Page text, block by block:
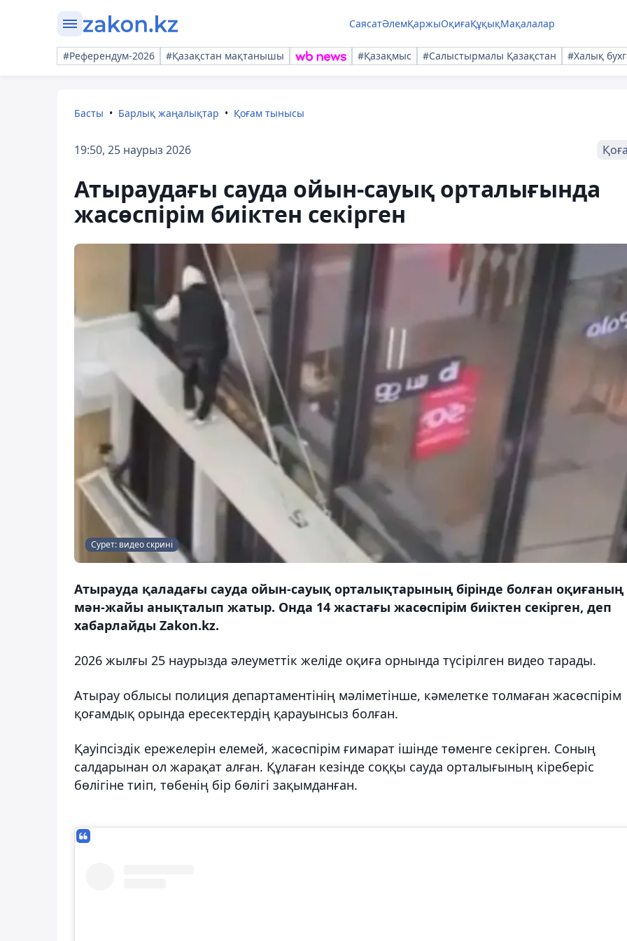
СаясатӘлемҚаржыОқиғаҚұқықМақалалар
#Референдум-2026 #Қазақстан мақтанышы #Қазақмыс #Салыстырмалы Қазақстан #Халық
Басты Барлық жаңалықтар Қоғам тынысы
19:50, 25 наурыз 2026
Атыраудағы сауда ойын-сауық орталығында
жасөспірім биіктен секірген
Сурет: видео скрині
Атырауда қаладағы сауда ойын-сауық орталықтарының бірінде болған оқиғаның
мән-жайы анықталып жатыр. Онда 14 жастағы жасөспірім биіктен секірген, деп
хабарлайды Zakon.kz.
2026 жылғы 25 наурызда әлеуметтік желіде оқиға орнында түсірілген видео тарады.
Атырау облысы полиция департаментінің мәліметінше, кәмелетке толмаған жасөспірім
қоғамдық орында ересектердің қарауынсыз болған.
Қауіпсіздік ережелерін елемей, жасөспірім ғимарат ішінде төменге секірген. Соның
салдарынан ол жарақат алған. Құлаған кезінде соққы сауда орталығының кіреберіс
бөлігіне тиіп, төбенің бір бөлігі зақымданған.